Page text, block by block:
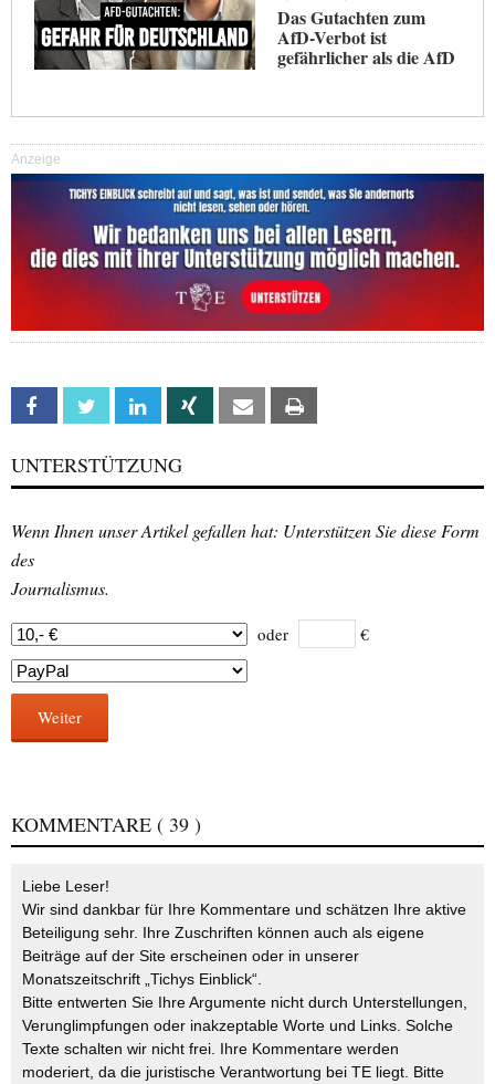
Das Gutachten zum
AfD-Verbot ist
gefährlicher als die AfD
Anzeige
Facebook Twitter Linkedin Xing Email
UNTERSTÜTZUNG
Wenn Ihnen unser Artikel gefallen hat: Unterstützen Sie diese Form
des
Journalismus.
oder €
Weiter
KOMMENTARE ( 39 )
Liebe Leser!
Wir sind dankbar für Ihre Kommentare und schätzen Ihre aktive
Beteiligung sehr. Ihre Zuschriften können auch als eigene
Beiträge auf der Site erscheinen oder in unserer
Monatszeitschrift „Tichys Einblick“.
Bitte entwerten Sie Ihre Argumente nicht durch Unterstellungen,
Verunglimpfungen oder inakzeptable Worte und Links. Solche
Texte schalten wir nicht frei. Ihre Kommentare werden
moderiert, da die juristische Verantwortung bei TE liegt. Bitte